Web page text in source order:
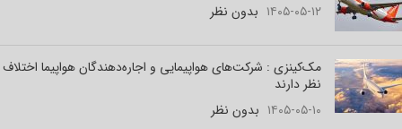
۱۴۰۵-۰۵-۱۲ بدون نظر
مک‌کینزی : شرکت‌های هواپیمایی و اجاره‌دهندگان هواپیما اختلاف
نظر دارند
۱۴۰۵-۰۵-۱۰ بدون نظر